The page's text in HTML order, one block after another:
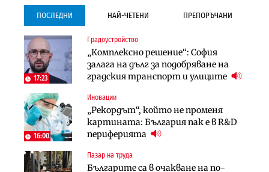
ПОСЛЕДНИ НАЙ-ЧЕТЕНИ ПРЕПОРЪЧАНИ
17:23
Градоустройство
„Комплексно решение“: София
залага на дълг за подобряване на
градския транспорт и улиците
16:00
Иновации
„Рекордът“, който не променя
картината: България пак е в R&D
периферията
Пазар на труда
Българите са в очакване на по-
Градоустройство
Столична община избра
изпълнител за преместването на
трамвайното трасе по бул.
Инфраструктура
Проектирането на тунела под
Петрохан ще върви паралелно с
Инфраструктура
Инфраструктура
Проектирането на тунела под
Петрохан ще върви паралелно с
екологичните оценки
Компании
„Хювефарма“ подписа договор за
придобиване на Euroapi Italy
Финанси
RATE | Българският